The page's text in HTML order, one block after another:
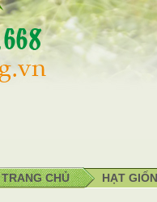
TRANG CHỦ HẠT